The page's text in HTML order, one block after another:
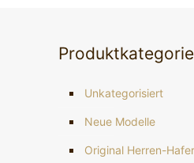
Unkategorisiert
Neue Modelle
Original Herren-